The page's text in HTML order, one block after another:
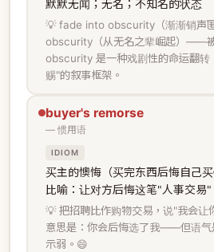
默默无闻；无名；不知名的状态
💡 fade into obscurity（渐渐销声
obscurity（从无名之辈崛起）——
obscurity 是一种戏剧性的命运翻转
赐"的叙事框架。
buyer's remorse
— 惯用语
IDIOM
买主的懊悔（买完东西后悔自己
比喻：让对方后悔这笔"人事交易"
💡 把招聘比作购物交易，说"我会
意思是：你会后悔选了我——但语气
示弱。😄